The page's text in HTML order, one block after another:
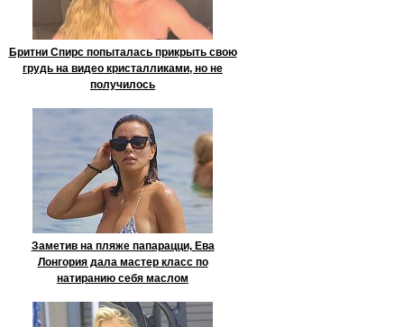
Бритни Спирс попыталась прикрыть свою
грудь на видео кристалликами, но не
получилось
Заметив на пляже папарацци, Ева
Лонгория дала мастер класс по
натиранию себя маслом